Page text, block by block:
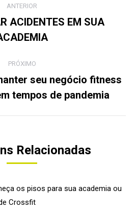
ANTERIOR
anterior:
ACIDENTES EM SUA
PRÓXIMO
post:
seu negócio fitness
tempos de pandemia
Relacionadas
os pisos para sua academia ou
Crossfit